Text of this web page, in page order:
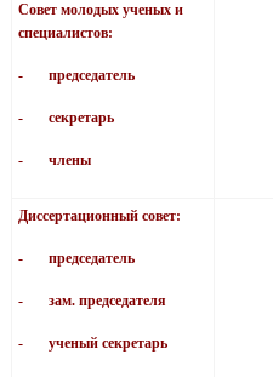
Совет молодых ученых и
специалистов:
- председатель
- секретарь
- члены
Диссертационный совет:
- председатель
- зам. председателя
- ученый секретарь